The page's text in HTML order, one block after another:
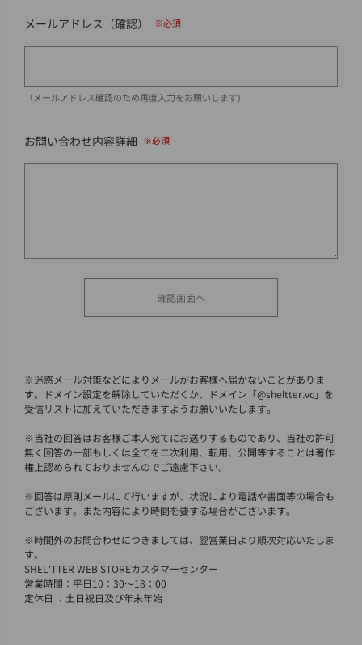
メールアドレス（確認）
（メールアドレス確認のため再度入力をお願いします)
お問い合わせ内容詳細
※迷惑メール対策などによりメールがお客様へ届かないことがありま
す。ドメイン設定を解除していただくか、ドメイン「@sheltter.vc」を
受信リストに加えていただきますようお願いいたします。
※当社の回答はお客様ご本人宛てにお送りするものであり、当社の許可
無く回答の一部もしくは全てを二次利用、転用、公開等することは著作
権上認められておりませんのでご遠慮下さい。
※回答は原則メールにて行いますが、状況により電話や書面等の場合も
ございます。また内容により時間を要する場合がございます。
※時間外のお問合わせにつきましては、翌営業日より順次対応いたしま
す。
SHEL'TTER WEB STOREカスタマーセンター
営業時間：平日10：30～18：00
定休日 ：土日祝日及び年末年始